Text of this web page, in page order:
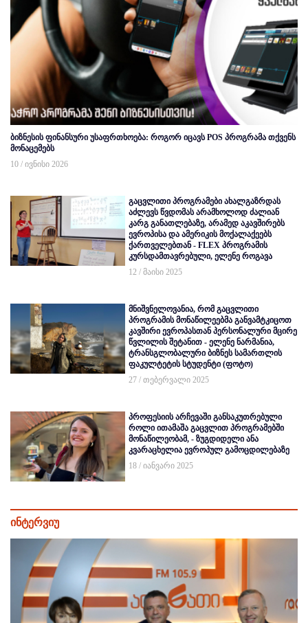
ბიზნესის ფინანსური უსაფრთხოება: როგორ იცავს POS პროგრამა თქვენს
მონაცემებს
10 / ივნისი 2026
გაცვლითი პროგრამები ახალგაზრდას
აძლევს წვდომას არამხოლოდ ძალიან
კარგ განათლებაზე, არამედ აკავშირებს
ევროპისა და ამერიკის მოქალაქეებს
ქართველებთან - FLEX პროგრამის
კურსდამთავრებული, ელენე როგავა
12 / მაისი 2025
მნიშვნელოვანია, რომ გაცვლითი
პროგრამის მონაწილეებმა განვამტკიცოთ
კავშირი ევროპასთან პერსონალური მცირე
წვლილის შეტანით - ელენე ნარმანია,
ტრანსგლობალური ბიზნეს სამართლის
ფაკულტეტის სტუდენტი (ფოტო)
27 / თებერვალი 2025
პროფესიის არჩევაში განსაკუთრებული
როლი ითამაშა გაცვლით პროგრამებში
მონაწილეობამ, - ზუგდიდელი ანა
კვარაცხელია ევროპულ გამოცდილებაზე
18 / იანვარი 2025
ინტერვიუ